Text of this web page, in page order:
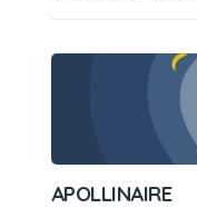
APOLLINAIRE